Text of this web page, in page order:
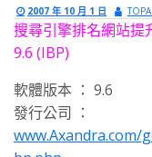
2007 年 10 月 1 日
搜尋引擎排名網站
9.6 (IBP)
軟體版本 ： 9.6
發行公司 ：
www.Axandra.com/